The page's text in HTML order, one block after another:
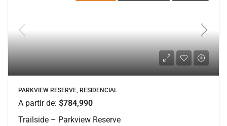
PARKVIEW RESERVE, RESIDENCIAL
A partir de: $784,990
Trailside – Parkview Reserve